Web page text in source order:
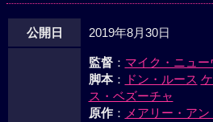
公開日 2019年8月30日
監督： マイク・ニュー
脚本： ドン・ルース
ス・ベズーチャ
原作： メアリー・ア